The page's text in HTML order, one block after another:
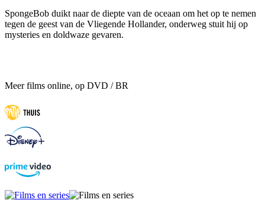
SpongeBob duikt naar de diepte van de oceaan om het op te nemen
tegen de geest van de Vliegende Hollander, onderweg stuit hij op
mysteries en doldwaze gevaren.
Meer films online, op DVD / BR